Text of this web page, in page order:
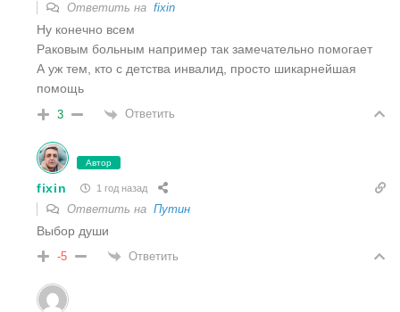
Ответить на fixin
Ну конечно всем
Раковым больным например так замечательно помогает
А уж тем, кто с детства инвалид, просто шикарнейшая
помощь
3 Ответить
Автор
fixin 1 год назад
Ответить на Путин
Выбор души
-5 Ответить